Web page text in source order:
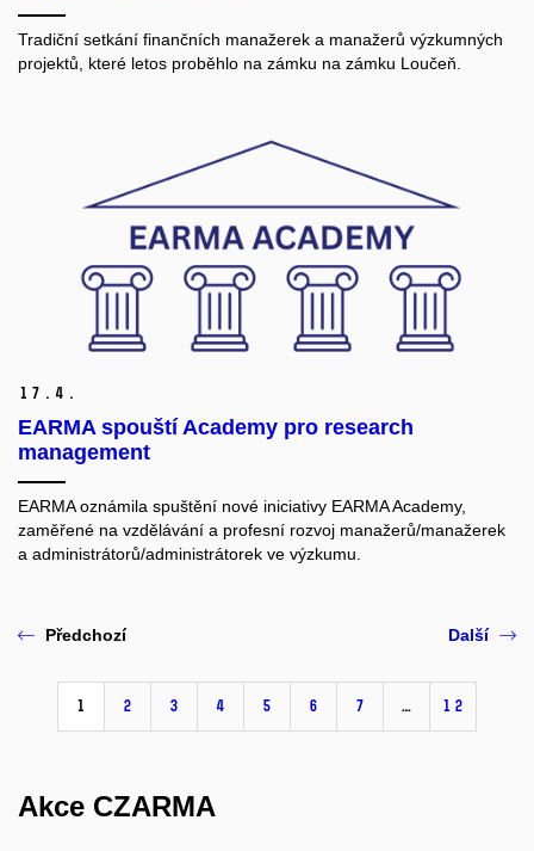
Tradiční setkání finančních manažerek a manažerů výzkumných
projektů, které letos proběhlo na zámku na zámku Loučeň.
17. 4.
EARMA spouští Academy pro research
management
EARMA oznámila spuštění nové iniciativy EARMA Academy,
zaměřené na vzdělávání a profesní rozvoj manažerů/manažerek
a administrátorů/administrátorek ve výzkumu.
Předchozí
1 2 3 4 5 6 7 … 12
Další
Akce CZARMA